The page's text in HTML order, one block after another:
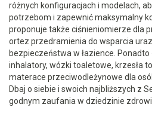
różnych konfiguracjach i modelach,
potrzebom i zapewnić maksymalny
proponuje także ciśnieniomierze dla
ortez przedramienia do wsparcia
bezpieczeństwa w łazience.
inhalatory, wózki toaletowe, krzesła
materace przeciwodleżynowe dla
Dbaj o siebie i swoich najbliższych z
godnym zaufania w dziedzinie